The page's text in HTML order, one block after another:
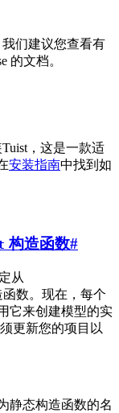
们建议您查看有
的文档。
，这是一款适
安装指南中找到如
构造函数#
从
函数。现在，每个
它来创建模型的实
更新您的项目以
静态构造函数的名